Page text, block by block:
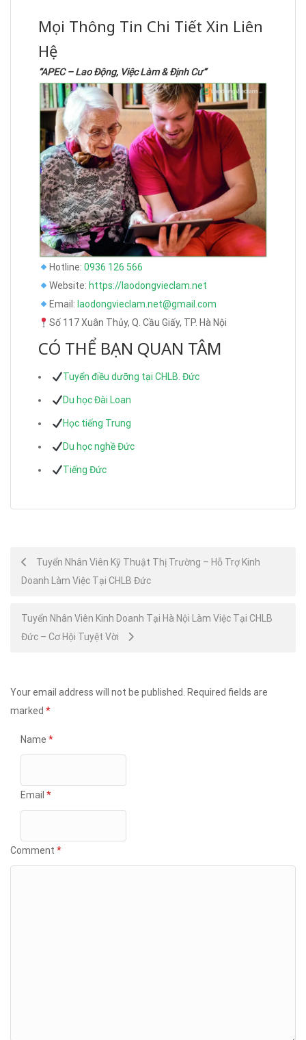
Mọi Thông Tin Chi Tiết Xin Liên
Hệ
“APEC – Lao Động, Việc Làm & Định Cư”
Hotline: 0936 126 566
Website: https://laodongvieclam.net
Email: laodongvieclam.net@gmail.com
Số 117 Xuân Thủy, Q. Cầu Giấy, TP. Hà Nội
CÓ THỂ BẠN QUAN TÂM
Tuyển điều dưỡng tại CHLB. Đức
Du học Đài Loan
Học tiếng Trung
Du học nghề Đức
Tiếng Đức
Post
navigation
Tuyển Nhân Viên Kỹ Thuật Thị Trường – Hỗ Trợ Kinh
Doanh Làm Việc Tại CHLB Đức
Tuyển Nhân Viên Kinh Doanh Tại Hà Nội Làm Việc Tại CHLB
Đức – Cơ Hội Tuyệt Vời
Your email address will not be published. Required fields are
marked *
Name *
Email *
Comment *